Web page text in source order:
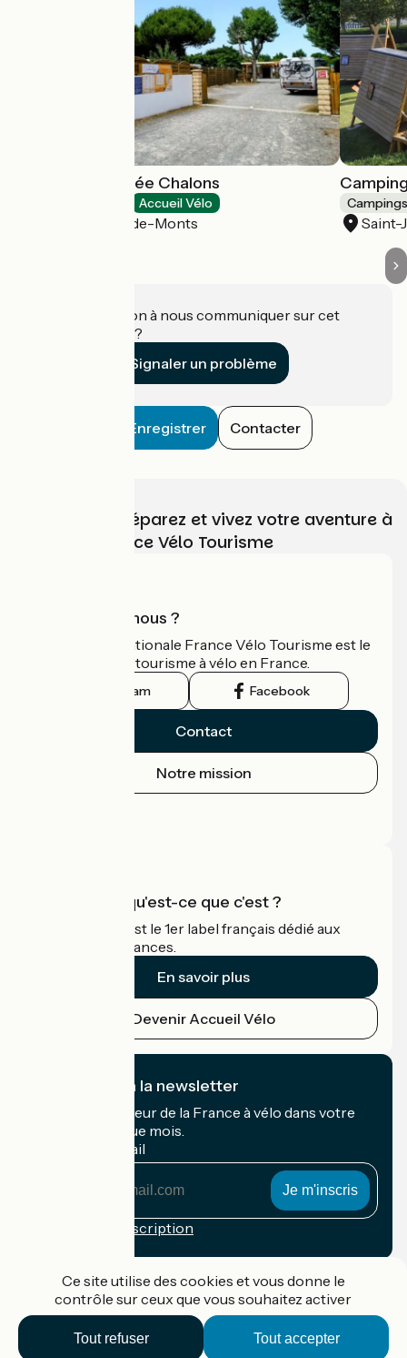
Camping La Parée Chalons
Accueil Vélo
Notre-Dame-de-Monts Saint-
Une information à nous communiquer sur cet
établissement ?
Signaler un problème
Enregistrer Contacter
Choisissez, préparez et vivez votre aventure à
vélo avec France Vélo Tourisme
Qui sommes-nous ?
L'association nationale France Vélo Tourisme est le
guide officiel du tourisme à vélo en France.
Instagram Facebook
Contact
Notre mission
Accueil Vélo qu'est-ce que c'est ?
Accueil Vélo c'est le 1er label français dédié aux
cyclistes en vacances.
En savoir plus
Devenir Accueil Vélo
Je m'abonne à la newsletter
Recevez le meilleur de la France à vélo dans votre
boîte mail chaque mois.
Mon adresse mail
Conditions d'inscription
Accueil Vélo Pro
Ce site utilise des cookies et vous donne le
contrôle sur ceux que vous souhaitez activer
Tout accepter
Tout refuser